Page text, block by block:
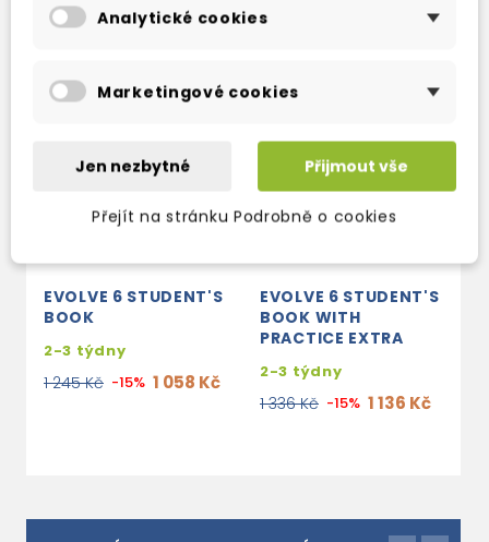
EVOLVE 6 STUDENT'S
BOOK
2-3 týdny
1 245 Kč -15% 1 058 Kč
EVOLVE 6 STUDENT'S
BOOK WITH
PRACTICE EXTRA
2-3 týdny
1 336 Kč -15% 1 136 Kč
Analytické cookies
Marketingové cookies
Jen nezbytné Přijmout vše
Přejít na stránku Podrobně o cookies